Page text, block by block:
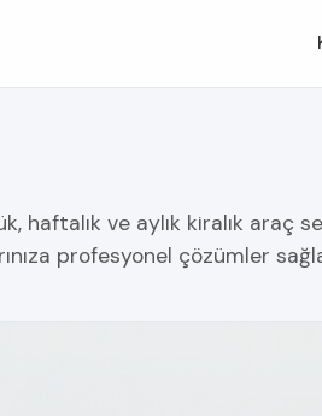
ve aylık kiralık araç
profesyonel çözümler